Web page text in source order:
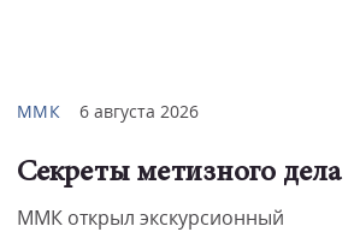
ММК 6 августа 2026
Секреты метизного дела
ММК открыл экскурсионный